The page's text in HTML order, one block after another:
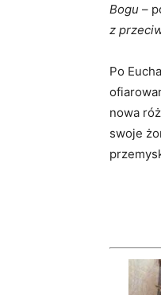
Bogu –
z
Po
nowa
swoje